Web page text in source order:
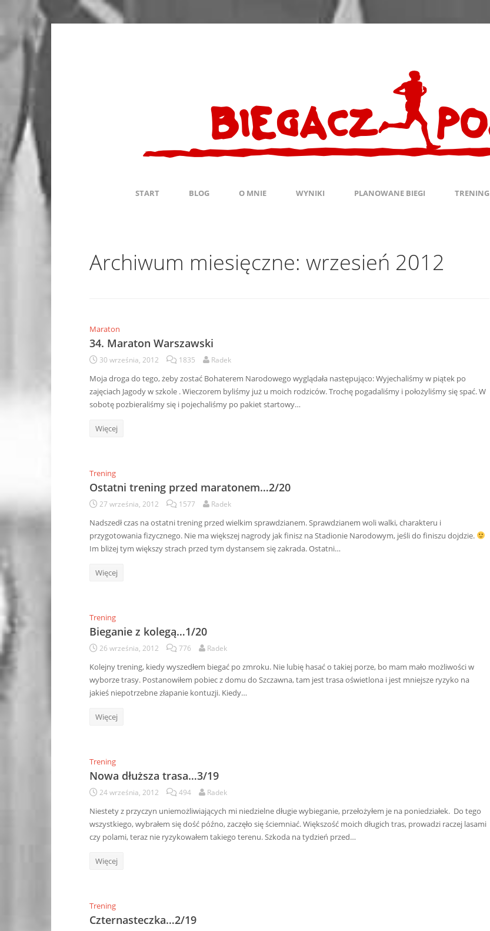
START BLOG O MNIE WYNIKI PLANOWANE BIEGI TRENING
Archiwum miesięczne: wrzesień 2012
Maraton
34. Maraton Warszawski
30 września, 2012 1835 Radek
Moja droga do tego, żeby zostać Bohaterem Narodowego wyglądała następująco: Wyjechaliśmy w piątek po
zajęciach Jagody w szkole . Wieczorem byliśmy już u moich rodziców. Trochę pogadaliśmy i położyliśmy się spać. W
sobotę pozbieraliśmy się i pojechaliśmy po pakiet startowy…
Więcej
Trening
Ostatni trening przed maratonem…2/20
27 września, 2012 1577 Radek
Nadszedł czas na ostatni trening przed wielkim sprawdzianem. Sprawdzianem woli walki, charakteru i
przygotowania fizycznego. Nie ma większej nagrody jak finisz na Stadionie Narodowym, jeśli do finiszu dojdzie.
Im bliżej tym większy strach przed tym dystansem się zakrada. Ostatni…
Więcej
Trening
Bieganie z kolegą…1/20
26 września, 2012 776 Radek
Kolejny trening, kiedy wyszedłem biegać po zmroku. Nie lubię hasać o takiej porze, bo mam mało możliwości w
wyborze trasy. Postanowiłem pobiec z domu do Szczawna, tam jest trasa oświetlona i jest mniejsze ryzyko na
jakieś niepotrzebne złapanie kontuzji. Kiedy…
Więcej
Trening
Nowa dłuższa trasa…3/19
24 września, 2012 494 Radek
Niestety z przyczyn uniemożliwiających mi niedzielne długie wybieganie, przełożyłem je na poniedziałek. Do tego
wszystkiego, wybrałem się dość późno, zaczęło się ściemniać. Większość moich długich tras, prowadzi raczej lasami
czy polami, teraz nie ryzykowałem takiego terenu. Szkoda na tydzień przed…
Więcej
Trening
Czternasteczka…2/19